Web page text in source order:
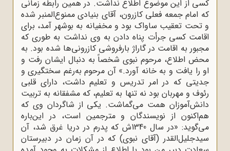
کسی از این موضوع اطلاع نداشت. در همین رابطه زمانی
که امام جمعه فعلی کازرون، آقای بنیادی ممنوع‌المنبر شده
و تحت تعقیب ساواک بود و مخفیانه به بوشهر آمد، برای
اقامت کسی جرأت پناه دادن به وی نداشت به طوری که
مجبور به اقامت در گاراژ بارفروشی کازرونی‌ها شده بود. به
محض اطلاع، مرحوم نبوی شخصاً به دنبال ایشان رفت و
او را یافت و به خانه آورد.» آن مرحوم به‌رغم سختگیری و
جدیتی که در امر تدریس و تعلیم داشت، دارای قلبی
رئوف و مهربان بود نه تنها به تعلیم، که مشفقانه به تربیت
دانش‌آموزان همت می‌گماشت. یکی از شاگردان وی که
هم‌اکنون از نویسندگان و مترجمین است، در این‌باره
می‌گوید: «در سال 1340ش که پدرم در دریا غرق شد، آن
سیدجلیل‌القدر (آقای نبوی) که در آن زمان در دبیرستان